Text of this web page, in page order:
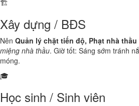
🏗️
Xây dựng / BĐS
Nên Quản lý chặt tiến độ, Phạt nhà thầu
miệng nhà thầu. Giờ tốt: Sáng sớm tránh
móng.
🎓
Học sinh / Sinh viên